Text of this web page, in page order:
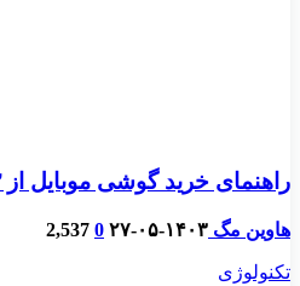
راهنمای خرید گوشی موبایل از ٣ تا ۷۰ میلیون تومان
هاوین مگ ۱۴۰۳-۰۵-۲۷ 0
2,537
تکنولوژی